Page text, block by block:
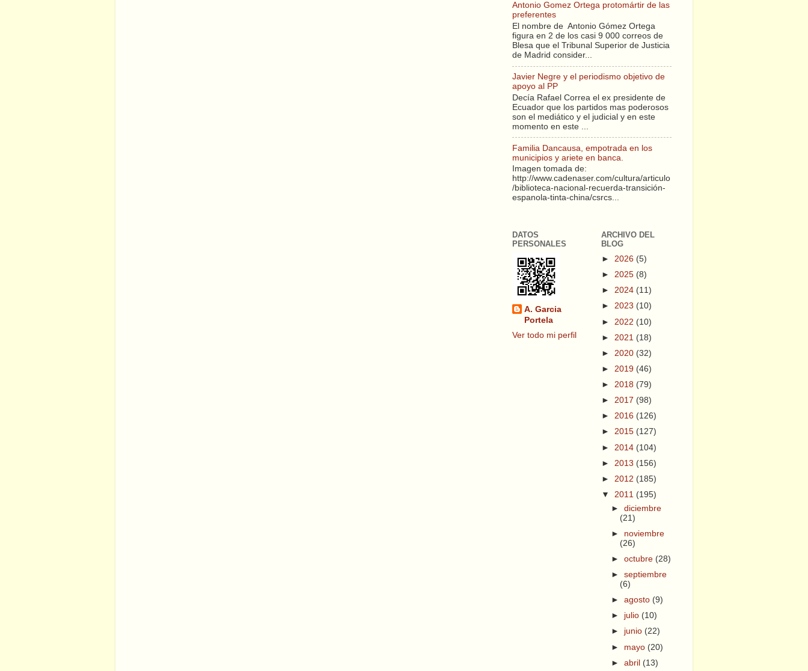
Antonio Gomez Ortega protomártir de las
preferentes
El nombre de Antonio Gómez Ortega
figura en 2 de los casi 9 000 correos de
Blesa que el Tribunal Superior de Justicia
de Madrid consider...
Javier Negre y el periodismo objetivo de
apoyo al PP
Decía Rafael Correa el ex presidente de
Ecuador que los partidos mas poderosos
son el mediático y el judicial y en este
momento en este ...
Familia Dancausa, empotrada en los
municipios y ariete en banca.
Imagen tomada de:
http://www.cadenaser.com/cultura/articulo
/biblioteca-nacional-recuerda-transición-
espanola-tinta-china/csrcs...
DATOS
PERSONALES
A. Garcia
Portela
Ver todo mi perfil
ARCHIVO DEL
BLOG
► 2026 (5)
► 2025 (8)
► 2024 (11)
► 2023 (10)
► 2022 (10)
► 2021 (18)
► 2020 (32)
► 2019 (46)
► 2018 (79)
► 2017 (98)
► 2016 (126)
► 2015 (127)
► 2014 (104)
► 2013 (156)
► 2012 (185)
▼ 2011 (195)
►diciembre
(21)
► noviembre
(26)
►octubre (28)
►septiembre
(6)
►agosto (9)
► julio (10)
► junio (22)
► mayo (20)
►abril (13)